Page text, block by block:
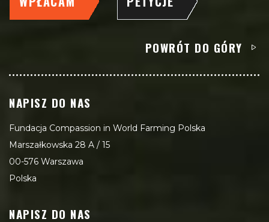
POWRÓT DO GÓRY
NAPISZ DO NAS
Fundacja Compassion in World Farming Polska
Marszałkowska 28 A / 15
00-576 Warszawa
Polska
NAPISZ DO NAS